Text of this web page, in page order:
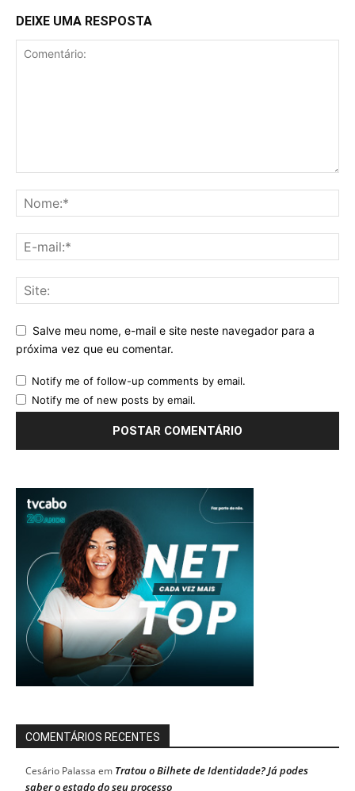
DEIXE UMA RESPOSTA
Salve meu nome, e-mail e site neste navegador para a
próxima vez que eu comentar.
Notify me of follow-up comments by email.
Notify me of new posts by email.
COMENTÁRIOS RECENTES
Cesário Palassa em Tratou o Bilhete de Identidade? Já podes
saber o estado do seu processo